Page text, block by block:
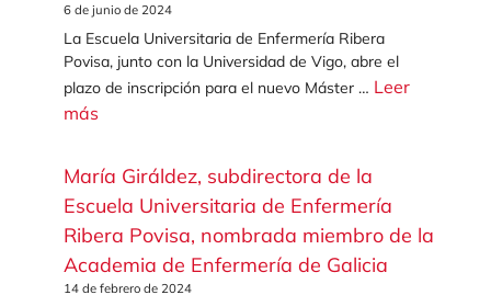
6 de junio de 2024
La Escuela Universitaria de Enfermería Ribera
Povisa, junto con la Universidad de Vigo, abre el
plazo de inscripción para el nuevo Máster … Leer
más
María Giráldez, subdirectora de la
Escuela Universitaria de Enfermería
Ribera Povisa, nombrada miembro de la
Academia de Enfermería de Galicia
14 de febrero de 2024